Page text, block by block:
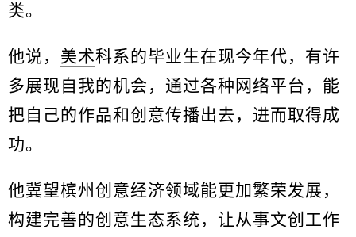
类。
他说， 美术科系的毕业生在现今年代，有许
多展现自我的机会，通过各种网络平台，能
把自己的作品和创意传播出去，进而取得成
功。
他冀望槟州创意经济领域能更加繁荣发展，
构建完善的创意生态系统，让从事文创工作